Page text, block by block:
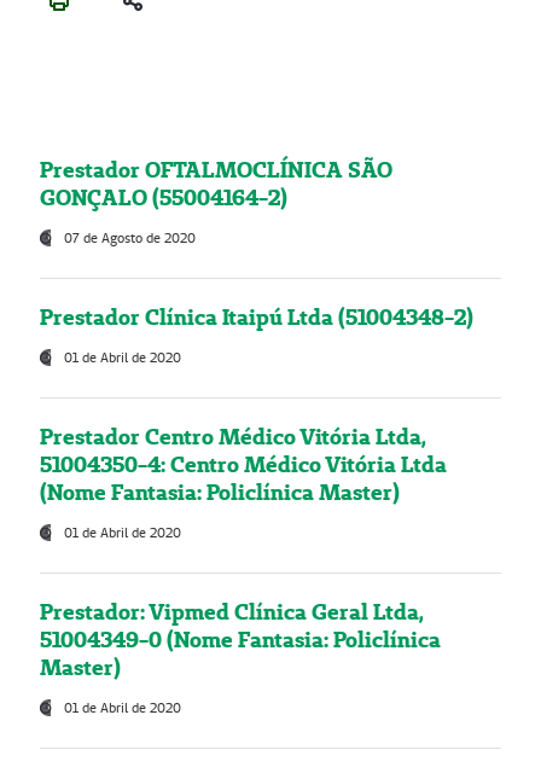
Prestador OFTALMOCLÍNICA SÃO
GONÇALO (55004164-2)
07 de Agosto de 2020
Prestador Clínica Itaipú Ltda (51004348-2)
01 de Abril de 2020
Prestador Centro Médico Vitória Ltda,
51004350-4: Centro Médico Vitória Ltda
(Nome Fantasia: Policlínica Master)
01 de Abril de 2020
Prestador: Vipmed Clínica Geral Ltda,
51004349-0 (Nome Fantasia: Policlínica
Master)
01 de Abril de 2020